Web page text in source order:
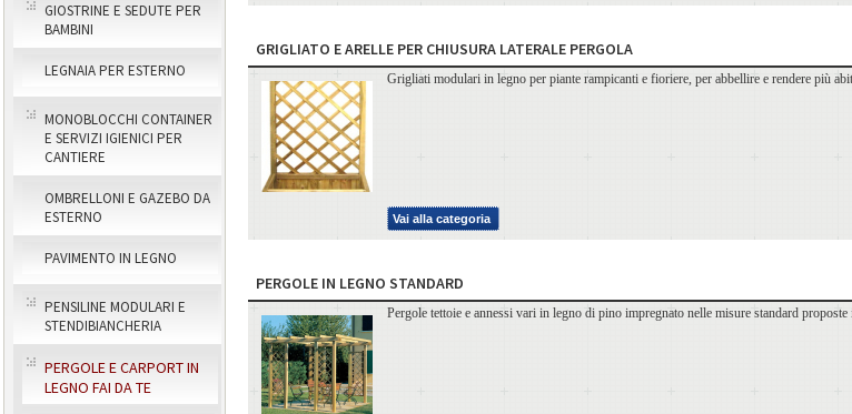
GIOSTRINE E SEDUTE PER
BAMBINI
LEGNAIA PER ESTERNO
MONOBLOCCHI CONTAINER
E SERVIZI IGIENICI PER
CANTIERE
OMBRELLONI E GAZEBO DA
ESTERNO
PAVIMENTO IN LEGNO
PENSILINE MODULARI E
STENDIBIANCHERIA
PERGOLE E CARPORT IN
LEGNO FAI DA TE
GRIGLIATO E ARELLE PER CHIUSURA LATERALE PERGOLA
Grigliati modulari in legno per piante rampicanti e fioriere, per abbellire e rendere più
Vai alla categoria
PERGOLE IN LEGNO STANDARD
Pergole tettoie e annessi vari in legno di pino impregnato nelle misure standard